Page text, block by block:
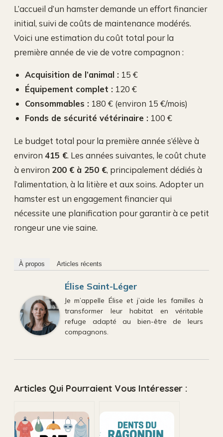
L’accueil d’un hamster demande un effort financier
initial, suivi de coûts de maintenance modérés.
Voici une estimation du coût total pour la
première année de vie de votre compagnon :
Acquisition de l’animal : 15 €
Équipement complet : 120 €
Consommables : 180 € (environ 15 €/mois)
Fonds de sécurité vétérinaire : 100 €
Le budget total pour la première année s’élève à
environ 415 €. Les années suivantes, le coût chute
à environ 200 € à 250 €, principalement dédiés à
l’alimentation, à la litière et aux soins. Adopter un
hamster est un engagement financier qui
nécessite une planification pour garantir à ce petit
rongeur une vie saine.
À propos Articles récents
Élise Saint-Léger
Je m’appelle Élise et j’aide les familles à
transformer leur habitat en véritable
refuge adapté au bien-être de leurs
compagnons.
Articles Qui Pourraient Vous Intéresser :